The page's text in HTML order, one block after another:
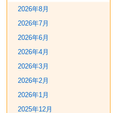
2026年8月
2026年7月
2026年6月
2026年4月
2026年3月
2026年2月
2026年1月
2025年12月